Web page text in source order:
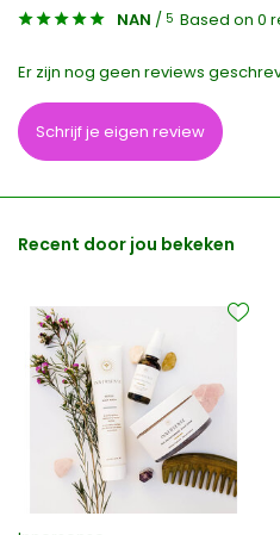
NAN / 5 Based on 0
Er zijn nog geen reviews
Schrijf je eigen review
Recent door jou bekeken